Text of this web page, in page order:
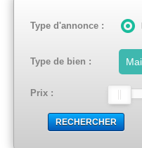
Type d'annonce :
Type de bien :
Prix :